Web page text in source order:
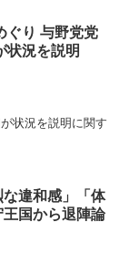
ぐり 与野党党
状況を説明
状況を説明に関す
違和感」「体
国から退陣論